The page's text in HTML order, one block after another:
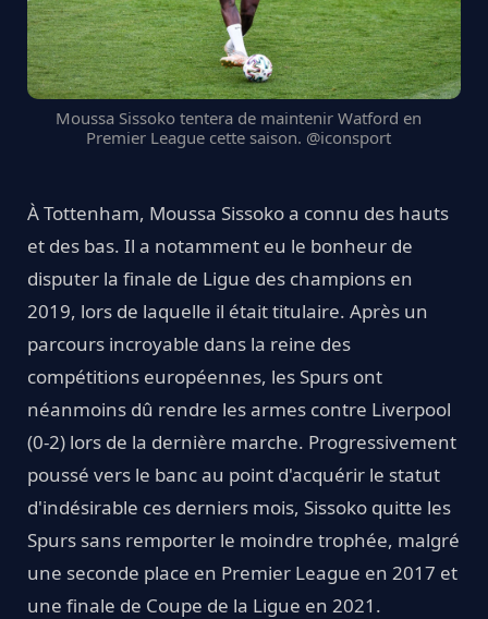
Moussa Sissoko tentera de maintenir Watford en
Premier League cette saison. @iconsport
À Tottenham, Moussa Sissoko a connu des hauts
et des bas. Il a notamment eu le bonheur de
disputer la finale de Ligue des champions en
2019, lors de laquelle il était titulaire. Après un
parcours incroyable dans la reine des
compétitions européennes, les Spurs ont
néanmoins dû rendre les armes contre Liverpool
(0-2) lors de la dernière marche. Progressivement
poussé vers le banc au point d'acquérir le statut
d'indésirable ces derniers mois, Sissoko quitte les
Spurs sans remporter le moindre trophée, malgré
une seconde place en Premier League en 2017 et
une finale de Coupe de la Ligue en 2021.